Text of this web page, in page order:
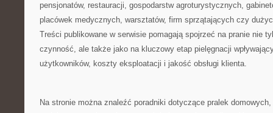
pensjonatów, restauracji, gospodarstw agroturystycznych,
placówek medycznych, warsztatów, firm sprzątających czy
Treści publikowane w serwisie pomagają spojrzeć na pranie nie
czynność, ale także jako na kluczowy etap pielęgnacji
użytkowników, koszty eksploatacji i jakość obsługi klienta.
Na stronie można znaleźć poradniki dotyczące pralek domowych,